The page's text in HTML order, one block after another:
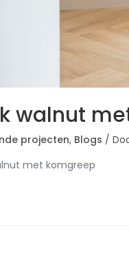
walnut
projecten, Blogs /
met komgreep